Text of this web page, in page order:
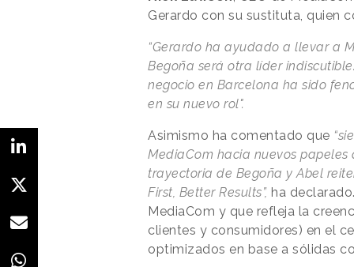
Gerardo con su sustituta, quien
“Gerardo ha ayudado a llevar a
Begoña será otra líder
negocio en Barcelona ha sido
en su nuevo rol".
Asimismo ha comentado que
MediaCom hacia nuevos papeles
trayectoria de Begoña y Abel
First, Better Results”, ha
MediaCom y que refleja la
clientes y consumidores) en el
optimizados en base a sólidas